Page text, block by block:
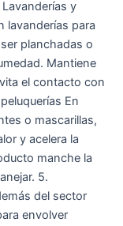
y
lavanderías para
planchadas o
Mantiene
el contacto con
En
o mascarillas,
y acelera la
manche la
5.
del sector
envolver